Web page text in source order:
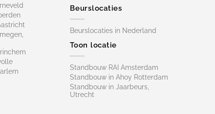
Beurslocaties
Beurslocaties in Nederland
Toon locatie
Standbouw RAI Amsterdam
Standbouw in Ahoy Rotterdam
Standbouw in Jaarbeurs,
Utrecht